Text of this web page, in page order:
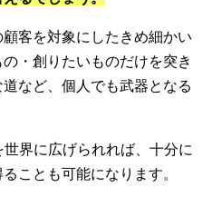
客を対象にしたきめ細かい
・創りたいものだけを突き
など、個人でも武器となる
界に広げられれば、十分に
ことも可能になります。